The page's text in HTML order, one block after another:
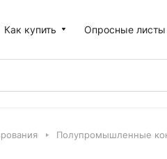
Как купить Опросные листы
Полупромышленные